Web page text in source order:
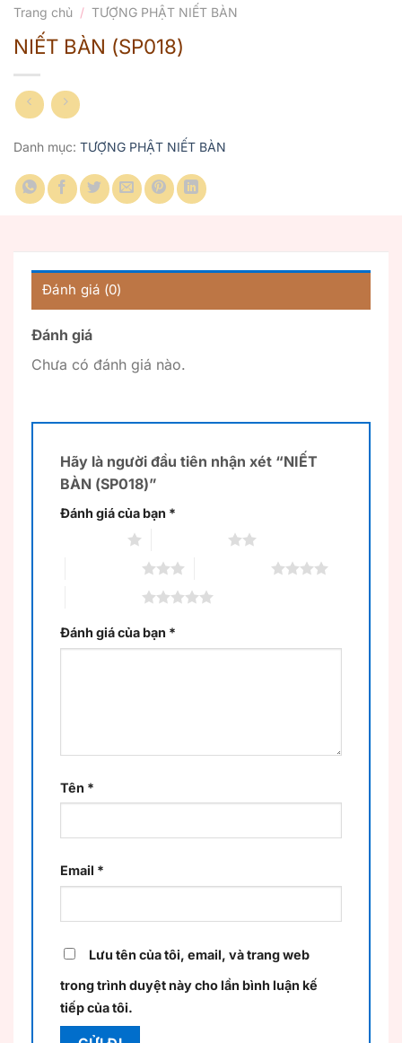
Trang chủ / TƯỢNG PHẬT NIẾT BÀN
NIẾT BÀN (SP018)
Danh mục: TƯỢNG PHẬT NIẾT BÀN
Đánh giá (0)
Đánh giá
Chưa có đánh giá nào.
Hãy là người đầu tiên nhận xét “NIẾT
BÀN (SP018)”
Đánh giá của bạn *
Đánh giá của bạn *
Tên *
Email *
Lưu tên của tôi, email, và trang web
trong trình duyệt này cho lần bình luận kế
tiếp của tôi.